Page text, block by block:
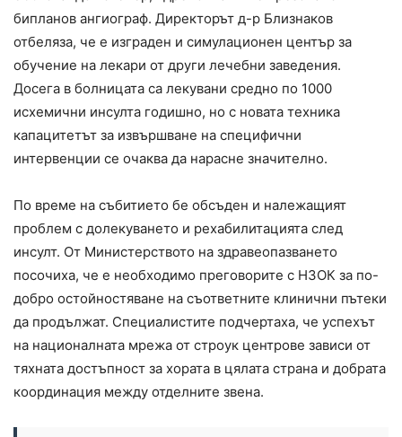
бипланов ангиограф. Директорът д-р Близнаков
отбеляза, че е изграден и симулационен център за
обучение на лекари от други лечебни заведения.
Досега в болницата са лекувани средно по 1000
исхемични инсулта годишно, но с новата техника
капацитетът за извършване на специфични
интервенции се очаква да нарасне значително.
По време на събитието бе обсъден и належащият
проблем с долекуването и рехабилитацията след
инсулт. От Министерството на здравеопазването
посочиха, че е необходимо преговорите с НЗОК за по-
добро остойностяване на съответните клинични пътеки
да продължат. Специалистите подчертаха, че успехът
на националната мрежа от строук центрове зависи от
тяхната достъпност за хората в цялата страна и добрата
координация между отделните звена.